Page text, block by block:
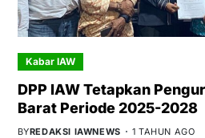
Kabar IAW
DPP IAW Tetapkan
Barat Periode 2025-2028
BYREDAKSI IAWNEWS 1 TAHUN AGO